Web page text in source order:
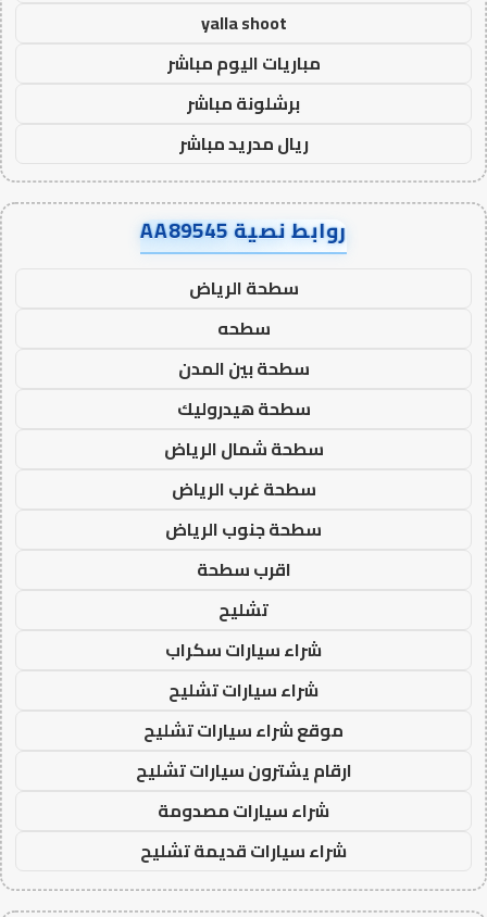
yalla shoot
مباريات اليوم مباشر
برشلونة مباشر
ريال مدريد مباشر
روابط نصية AA89545
سطحة الرياض
سطحه
سطحة بين المدن
سطحة هيدروليك
سطحة شمال الرياض
سطحة غرب الرياض
سطحة جنوب الرياض
اقرب سطحة
تشليح
شراء سيارات سكراب
شراء سيارات تشليح
موقع شراء سيارات تشليح
ارقام يشترون سيارات تشليح
شراء سيارات مصدومة
شراء سيارات قديمة تشليح